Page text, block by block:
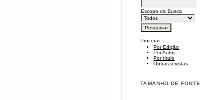
Escopo da Busca
Procurar
Por Edição
Por Autor
Por título
Outras revistas
TAMANHO DE FONTE